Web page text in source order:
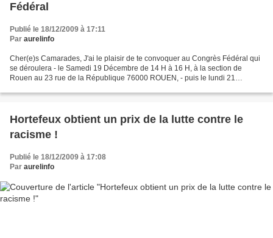
Fédéral
Publié le 18/12/2009 à 17:11
Par aurelinfo
Cher(e)s Camarades, J'ai le plaisir de te convoquer au Congrès Fédéral qui
se déroulera - le Samedi 19 Décembre de 14 H à 16 H, à la section de
Rouen au 23 rue de la République 76000 ROUEN, - puis le lundi 21
Hortefeux obtient un prix de la lutte contre le
racisme !
Publié le 18/12/2009 à 17:08
Par aurelinfo